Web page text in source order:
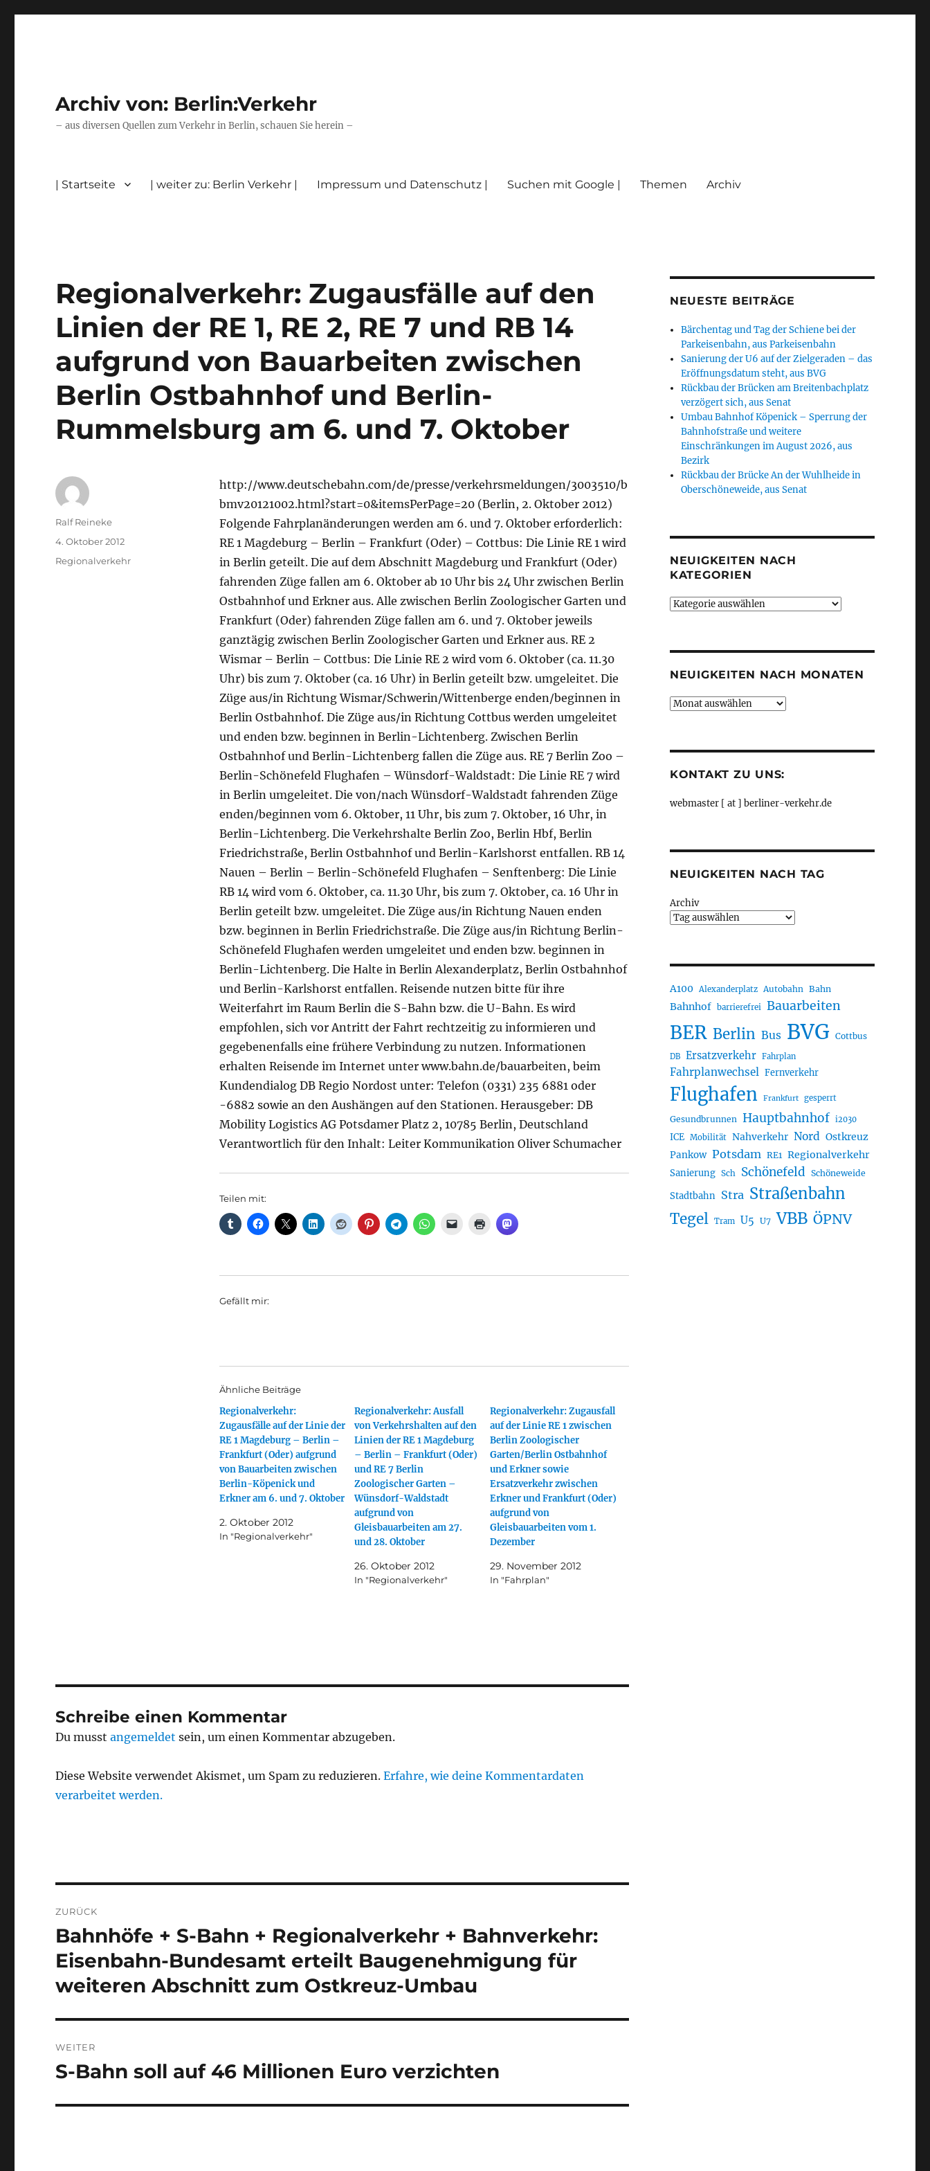
Archiv von: Berlin:Verkehr
– aus diversen Quellen zum Verkehr in Berlin, schauen Sie herein –
| Startseite | weiter zu: Berlin Verkehr | Impressum und Datenschutz | Suchen mit Google | Themen Archiv
Regionalverkehr: Zugausfälle auf den
Linien der RE 1, RE 2, RE 7 und RB 14
aufgrund von Bauarbeiten zwischen
Berlin Ostbahnhof und Berlin-
Rummelsburg am 6. und 7. Oktober
http://www.deutschebahn.com/de/presse/verkehrsmeldungen/3003510/b
bmv20121002.html?start=0&itemsPerPage=20 (Berlin, 2. Oktober 2012)
Folgende Fahrplanänderungen werden am 6. und 7. Oktober erforderlich:
RE 1 Magdeburg – Berlin – Frankfurt (Oder) – Cottbus: Die Linie RE 1 wird
in Berlin geteilt. Die auf dem Abschnitt Magdeburg und Frankfurt (Oder)
fahrenden Züge fallen am 6. Oktober ab 10 Uhr bis 24 Uhr zwischen Berlin
Ostbahnhof und Erkner aus. Alle zwischen Berlin Zoologischer Garten und
Frankfurt (Oder) fahrenden Züge fallen am 6. und 7. Oktober jeweils
ganztägig zwischen Berlin Zoologischer Garten und Erkner aus. RE 2
Wismar – Berlin – Cottbus: Die Linie RE 2 wird vom 6. Oktober (ca. 11.30
Uhr) bis zum 7. Oktober (ca. 16 Uhr) in Berlin geteilt bzw. umgeleitet. Die
Züge aus/in Richtung Wismar/Schwerin/Wittenberge enden/beginnen in
Berlin Ostbahnhof. Die Züge aus/in Richtung Cottbus werden umgeleitet
und enden bzw. beginnen in Berlin-Lichtenberg. Zwischen Berlin
Ostbahnhof und Berlin-Lichtenberg fallen die Züge aus. RE 7 Berlin Zoo –
Berlin-Schönefeld Flughafen – Wünsdorf-Waldstadt: Die Linie RE 7 wird
in Berlin umgeleitet. Die von/nach Wünsdorf-Waldstadt fahrenden Züge
enden/beginnen vom 6. Oktober, 11 Uhr, bis zum 7. Oktober, 16 Uhr, in
Berlin-Lichtenberg. Die Verkehrshalte Berlin Zoo, Berlin Hbf, Berlin
Friedrichstraße, Berlin Ostbahnhof und Berlin-Karlshorst entfallen. RB 14
Nauen – Berlin – Berlin-Schönefeld Flughafen – Senftenberg: Die Linie
RB 14 wird vom 6. Oktober, ca. 11.30 Uhr, bis zum 7. Oktober, ca. 16 Uhr in
Berlin geteilt bzw. umgeleitet. Die Züge aus/in Richtung Nauen enden
bzw. beginnen in Berlin Friedrichstraße. Die Züge aus/in Richtung Berlin-
Schönefeld Flughafen werden umgeleitet und enden bzw. beginnen in
Berlin-Lichtenberg. Die Halte in Berlin Alexanderplatz, Berlin Ostbahnhof
und Berlin-Karlshorst entfallen. Reisende nutzen bitte für ihre
Weiterfahrt im Raum Berlin die S-Bahn bzw. die U-Bahn. Es wird
empfohlen, sich vor Antritt der Fahrt rechtzeitig zu informieren und
gegebenenfalls eine frühere Verbindung zu nutzen. Informationen
erhalten Reisende im Internet unter www.bahn.de/bauarbeiten, beim
Kundendialog DB Regio Nordost unter: Telefon (0331) 235 6881 oder
-6882 sowie an den Aushängen auf den Stationen. Herausgeber: DB
Mobility Logistics AG Potsdamer Platz 2, 10785 Berlin, Deutschland
Verantwortlich für den Inhalt: Leiter Kommunikation Oliver Schumacher
Teilen mit:
Gefällt mir:
Ähnliche Beiträge
Regionalverkehr:
Zugausfälle auf der Linie der
RE 1 Magdeburg – Berlin –
Frankfurt (Oder) aufgrund
von Bauarbeiten zwischen
Berlin-Köpenick und
Erkner am 6. und 7. Oktober
2. Oktober 2012
In "Regionalverkehr"
Regionalverkehr: Ausfall
von Verkehrshalten auf den
Linien der RE 1 Magdeburg
– Berlin – Frankfurt (Oder)
und RE 7 Berlin
Zoologischer Garten –
Wünsdorf-Waldstadt
aufgrund von
Gleisbauarbeiten am 27.
und 28. Oktober
26. Oktober 2012
In "Regionalverkehr"
Regionalverkehr: Zugausfall
auf der Linie RE 1 zwischen
Berlin Zoologischer
Garten/Berlin Ostbahnhof
und Erkner sowie
Ersatzverkehr zwischen
Erkner und Frankfurt (Oder)
aufgrund von
Gleisbauarbeiten vom 1.
Dezember
29. November 2012
In "Fahrplan"
Autor
Ralf Reineke
Veröffentlicht
4. Oktober 2012
Kategorien
Regionalverkehr
Schreibe einen Kommentar
Du musstangemeldet sein, um einen Kommentar abzugeben.
Diese Website verwendet Akismet, um Spam zu reduzieren.Erfahre, wie deine Kommentardaten
verarbeitet werden.
ZURÜCK
Vorheriger
Beitrag:
Bahnhöfe + S-Bahn + Regionalverkehr + Bahnverkehr:
Eisenbahn-Bundesamt erteilt Baugenehmigung für
weiteren Abschnitt zum Ostkreuz-Umbau
WEITER
Nächster
S-Bahn soll auf 46 Millionen Euro verzichten
NEUESTE BEITRÄGE
Bärchentag und Tag der Schiene bei der
Parkeisenbahn, aus Parkeisenbahn
Sanierung der U6 auf der Zielgeraden – das
Eröffnungsdatum steht, aus BVG
Rückbau der Brücken am Breitenbachplatz
verzögert sich, aus Senat
Umbau Bahnhof Köpenick – Sperrung der
Bahnhofstraße und weitere
Einschränkungen im August 2026, aus
Bezirk
Rückbau der Brücke An der Wuhlheide in
Oberschöneweide, aus Senat
NEUIGKEITEN NACH
KATEGORIEN
Neuigkeiten
NEUIGKEITEN NACH MONATEN
Neuigkeiten
KONTAKT ZU UNS:
webmaster [ at ] berliner-verkehr.de
NEUIGKEITEN NACH TAG
Archiv
A100 Alexanderplatz Autobahn Bahn
Bahnhof barrierefrei Bauarbeiten
BER Berlin Bus BVG Cottbus
DB Ersatzverkehr Fahrplan
Fahrplanwechsel Fernverkehr
Flughafen Frankfurt gesperrt
Gesundbrunnen Hauptbahnhof i2030
ICE Mobilität Nahverkehr Nord Ostkreuz
Pankow Potsdam RE1 Regionalverkehr
Sanierung Sch Schönefeld Schöneweide
Stadtbahn Stra Straßenbahn
Tegel Tram U5 U7 VBB ÖPNV